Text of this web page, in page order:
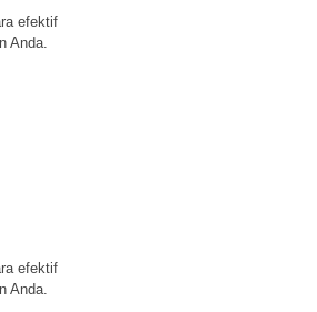
efektif
Anda.
efektif
Anda.